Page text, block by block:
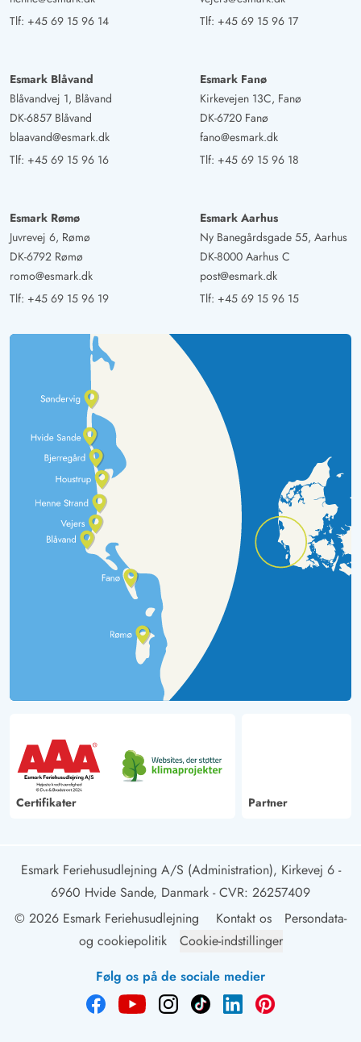
Tlf: +45 69 15 96 14
Tlf: +45 69 15 96 17
Esmark Blåvand
Blåvandvej 1, Blåvand
DK-6857 Blåvand
blaavand@esmark.dk
Tlf: +45 69 15 96 16
Esmark Fanø
Kirkevejen 13C, Fanø
DK-6720 Fanø
fano@esmark.dk
Tlf: +45 69 15 96 18
Esmark Rømø
Juvrevej 6, Rømø
DK-6792 Rømø
romo@esmark.dk
Tlf: +45 69 15 96 19
Esmark Aarhus
Ny Banegårdsgade 55, Aarhus
DK-8000 Aarhus C
post@esmark.dk
Tlf: +45 69 15 96 15
Certifikater Partner
Esmark Feriehusudlejning A/S (Administration), Kirkevej 6 -
6960 Hvide Sande, Danmark - CVR: 26257409
© 2026 Esmark Feriehusudlejning
Kontakt os
Persondata-
og cookiepolitik
Cookie-indstillinger
Følg os på de sociale medier